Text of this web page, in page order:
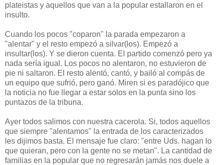
plateistas y aquellos que van a la popular estallaron en el
insulto.
Cuando los pocos "coparon" la parada empezaron a
"alentar" y el resto empezó a silvar(los). Empezó a
insultar(los). Y se dieron cuenta. El partido comenzó pero ya
nada sería igual. Los pocos no alentaron, no estuvieron de
pie ni saltaron. El resto alentó, cantó, y bailó al compás de
un equipo que sufrió, pero ganó. Miren si es paradójico que
la noticia no fue llegar a estar solos en la punta sino los
puntazos de la tribuna.
Ayer todos salimos con nuestra cacerola. Si, todos aquellos
que siempre "alentamos" la entrada de los caracterizados
les dijimos basta. El mensaje fue claro: "entre Uds. hagan lo
que quieran, pero con la gente no se metan". La cantidad de
familias en la popular que no regresarán jamás nos duele a